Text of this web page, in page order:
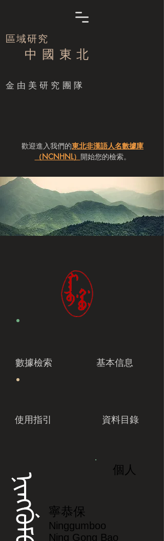
區域研究
中 國 東 北
​金由美研究團隊
歡迎進入我們的東北非漢語人名數據庫
（NCNHNL） 開始您的檢索。
數據檢索 基本信息
使用指引 資料目錄
個人
寧恭保
Ninggumboo
Ning Gong Bao